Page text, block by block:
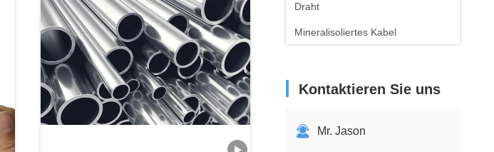
Draht
Mineralisoliertes Kabel
Kobaltchromlegierung
Metallschaum
Kontaktieren Sie uns
Mr. Jason